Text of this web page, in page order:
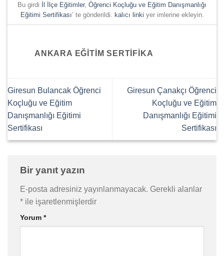
Bu girdi İl İlçe Eğitimler, Öğrenci Koçluğu ve Eğitim Danışmanlığı
Eğitimi Sertifikası’ te gönderildi. kalıcı linki yer imlerine ekleyin.
ANKARA EĞITIM SERTIFIKA
Giresun Bulancak Öğrenci
Koçluğu ve Eğitim
Danışmanlığı Eğitimi
Sertifikası
Giresun Çanakçı Öğrenci
Koçluğu ve Eğitim
Danışmanlığı Eğitimi
Sertifikası
Bir yanıt yazın
E-posta adresiniz yayınlanmayacak. Gerekli alanlar
* ile işaretlenmişlerdir
Yorum *